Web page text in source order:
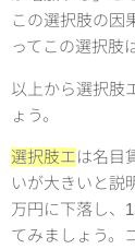
この選択肢の因
ってこの選択肢
以上から選択肢
ょう。
選択肢エは名目
いが大きいと説
万円に下落し、
てみましょう。